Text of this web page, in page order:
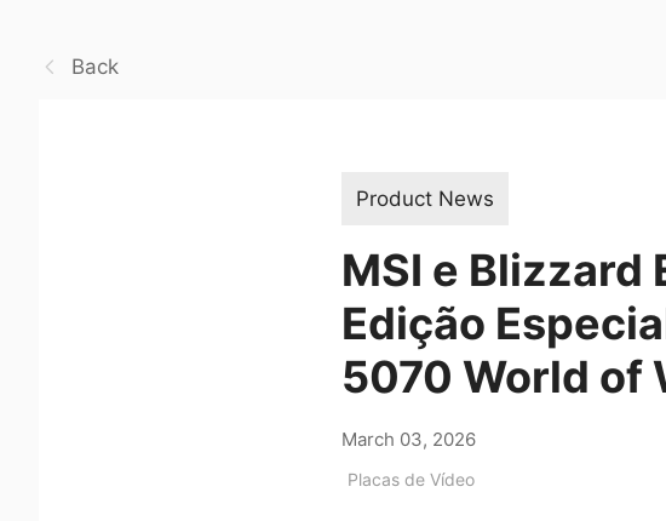
Back
Product News
MSI e
Edição
5070 World of
March 03, 2026
Placas de Vídeo